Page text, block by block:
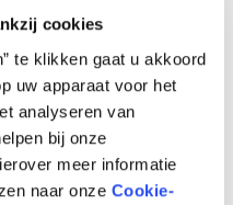
cookies
te klikken gaat u akkoord
uw apparaat voor het
analyseren van
bij onze
meer informatie
naar onze Cookie-